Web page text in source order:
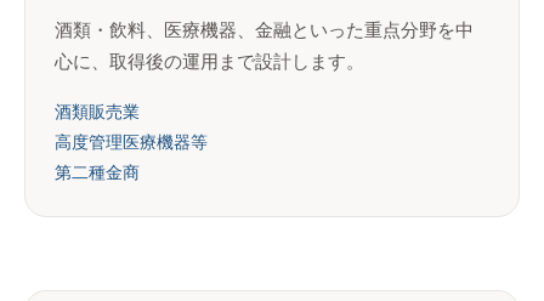
酒類・飲料、医療機器、金融といった重点分野を中
心に、取得後の運用まで設計します。
酒類販売業
高度管理医療機器等
第二種金商